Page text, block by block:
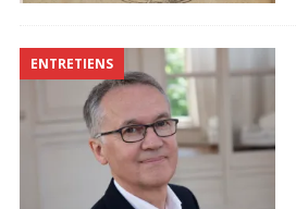
ENTRETIENS